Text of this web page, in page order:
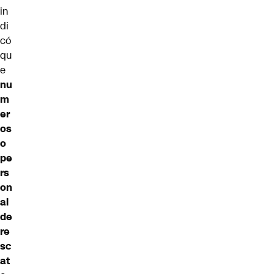
in
di
có
qu
e
nu
m
er
os
o
pe
rs
on
al
de
re
sc
at